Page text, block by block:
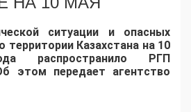
ситуации и опасных
территории Казахстана на 10
распространило РГП
этом передает агентство